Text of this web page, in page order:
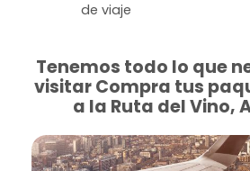
de viaje
Tenemos todo lo que
visitar Compra tus
a la Ruta del Vino,